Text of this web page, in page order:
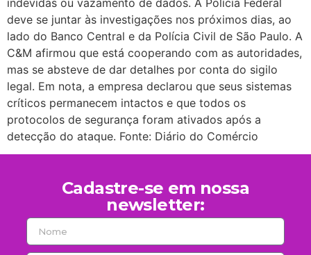
deve se juntar às investigações nos próximos dias, ao
lado do Banco Central e da Polícia Civil de São Paulo. A
C&M afirmou que está cooperando com as autoridades,
mas se absteve de dar detalhes por conta do sigilo
legal. Em nota, a empresa declarou que seus sistemas
críticos permanecem intactos e que todos os
protocolos de segurança foram ativados após a
detecção do ataque. Fonte: Diário do Comércio
Cadastre-se em nossa
newsletter: